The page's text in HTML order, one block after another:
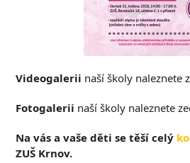
Videogalerii naší školy naleznete
Fotogalerii naší školy naleznete
Na vás a vaše děti se těší celý
ZUŠ Krnov.